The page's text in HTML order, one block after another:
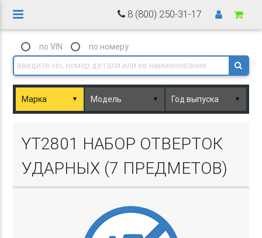
8 (800) 250-31-17
по VIN по номеру
▼ ▼ ▼
YT2801 НАБОР ОТВЕРТОК
УДАРНЫХ (7 ПРЕДМЕТОВ)